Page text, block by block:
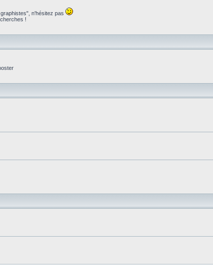
n'hésitez pas
!